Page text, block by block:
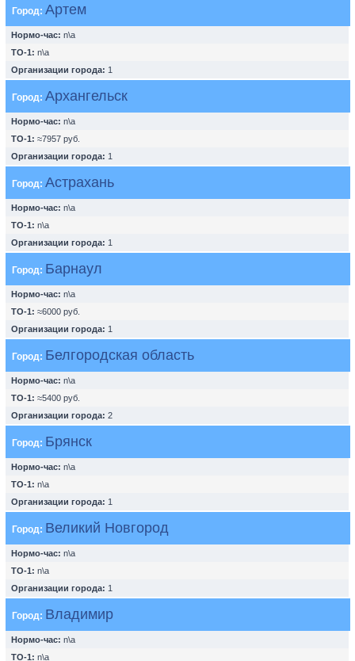
Город: Артем
Нормо-час: n\a
ТО-1: n\a
Организации города: 1
Город: Архангельск
Нормо-час: n\a
ТО-1: ≈7957 руб.
Организации города: 1
Город: Астрахань
Нормо-час: n\a
ТО-1: n\a
Организации города: 1
Город: Барнаул
Нормо-час: n\a
ТО-1: ≈6000 руб.
Организации города: 1
Город: Белгородская область
Нормо-час: n\a
ТО-1: ≈5400 руб.
Организации города: 2
Город: Брянск
Нормо-час: n\a
ТО-1: n\a
Организации города: 1
Город: Великий Новгород
Нормо-час: n\a
ТО-1: n\a
Организации города: 1
Город: Владимир
Нормо-час: n\a
ТО-1: n\a